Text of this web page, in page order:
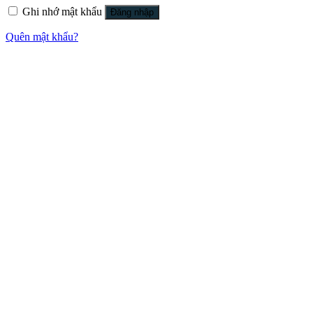
Ghi nhớ mật khẩu Đăng nhập
Quên mật khẩu?